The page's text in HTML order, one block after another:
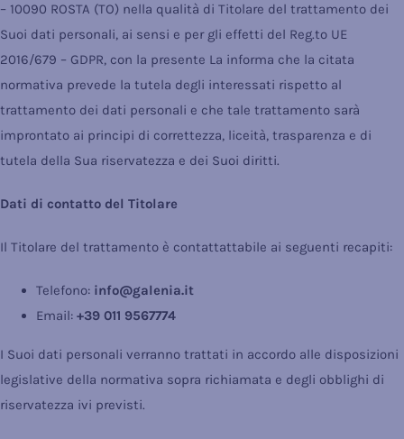
– 10090 ROSTA (TO) nella qualità di Titolare del trattamento dei
Suoi dati personali, ai sensi e per gli effetti del Reg.to UE
2016/679 – GDPR, con la presente La informa che la citata
normativa prevede la tutela degli interessati rispetto al
trattamento dei dati personali e che tale trattamento sarà
improntato ai principi di correttezza, liceità, trasparenza e di
tutela della Sua riservatezza e dei Suoi diritti.
Dati di contatto del Titolare
Il Titolare del trattamento è contattattabile ai seguenti recapiti:
Telefono: info@galenia.it
Email: +39 011 9567774
I Suoi dati personali verranno trattati in accordo alle disposizioni
legislative della normativa sopra richiamata e degli obblighi di
riservatezza ivi previsti.